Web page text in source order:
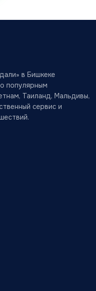
в Бишкеке
популярным
Таиланд, Мальдивы,
сервис и